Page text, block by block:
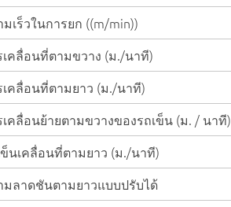
มเร็วในการยก ((m/min))
เคลื่อนที่ตามขวาง (ม./นาที)
เคลื่อนที่ตามยาว (ม./นาที)
เคลื่อนย้ายตามขวางของรถเข็น (ม. / นาที)
ข็นเคลื่อนที่ตามยาว (ม./นาที)
มลาดชันตามยาวแบบปรับได้